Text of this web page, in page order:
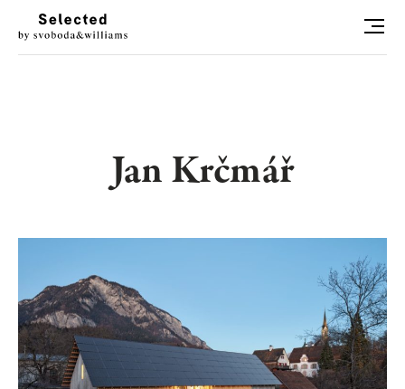
CONCIERGE
RELAX
KONTAKT
Jan Krčmář